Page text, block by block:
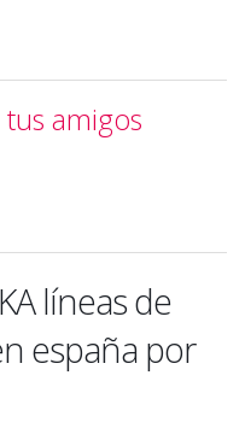
amigos
líneas de
españa por